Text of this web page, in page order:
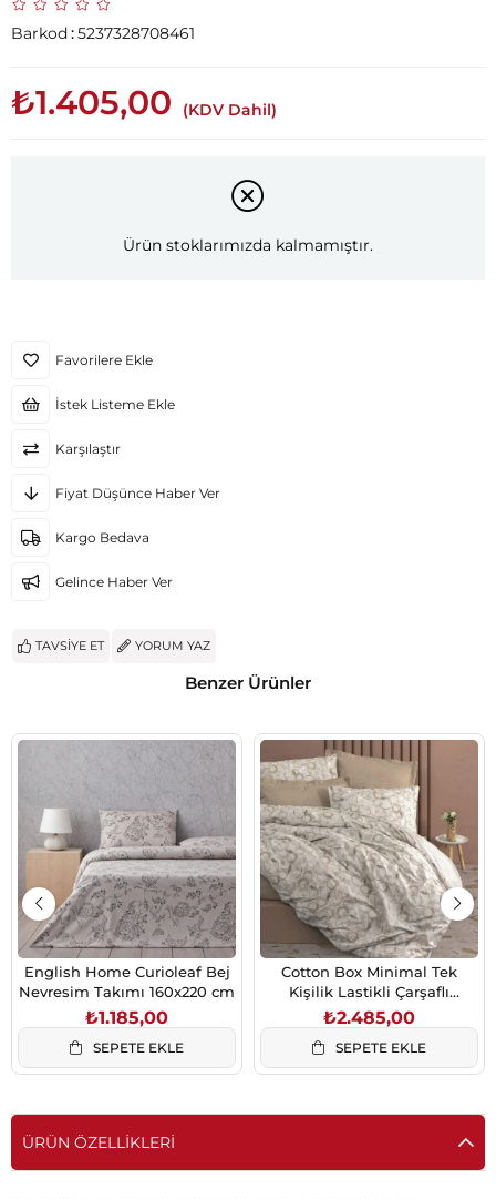
Barkod:5237328708461
₺1.405,00 (KDV Dahil)
Ürün stoklarımızda kalmamıştır.
Favorilere Ekle
İstek Listeme Ekle
Karşılaştır
Fiyat Düşünce Haber Ver
Kargo Bedava
Gelince Haber Ver
TAVSIYE ET YORUM YAZ
Benzer Ürünler
English Home Curioleaf Bej
Nevresim Takımı 160x220 cm
₺1.185,00
SEPETE EKLE
Cotton Box Minimal Tek
Kişilik Lastikli Çarşaflı
Nevresim Takımı Moil Bej
₺2.485,00
SEPETE EKLE
ÜRÜN ÖZELLIKLERI